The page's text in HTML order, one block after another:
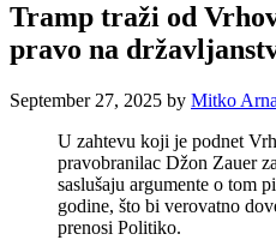
Tramp traži od
pravo na
September 27, 2025 by Mitko
U zahtevu koji je podnet
pravobranilac Džon Zauer
saslušaju argumente o tom
godine, što bi verovatno
prenosi Politiko.